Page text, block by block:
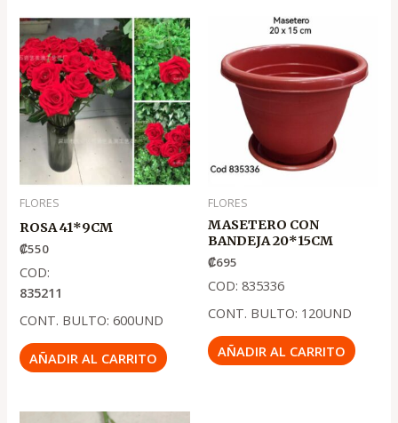
FLORES
ROSA 41*9CM
₡550
COD:
835211
CONT. BULTO: 600UND
AÑADIR AL CARRITO
FLORES
MASETERO CON
BANDEJA 20*15CM
₡695
COD: 835336
CONT. BULTO: 120UND
AÑADIR AL CARRITO